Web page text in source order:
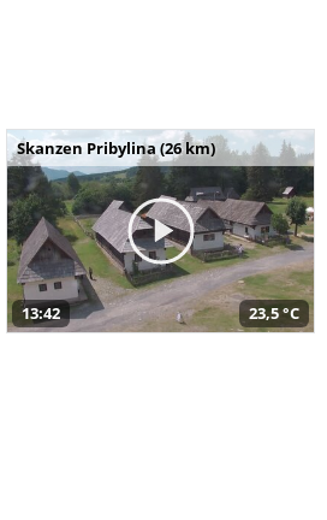
Skanzen Pribylina (26 km)
13:42 23,5 °C